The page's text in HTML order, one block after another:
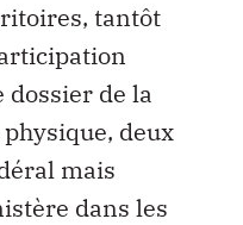
tantôt
de la
deux
mais
dans les